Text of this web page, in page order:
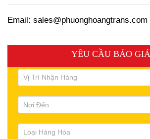
Email: sales@phuonghoangtrans.com
YÊU CẦU BÁO GIÁ